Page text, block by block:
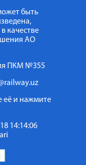
быть
качестве
АО
ПКМ №355
её и нажмите
14:14:06